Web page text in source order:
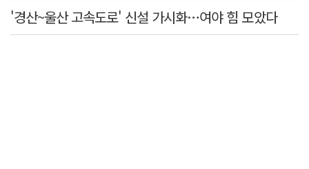
'경산~울산 고속도로' 신설 가시화…여야 힘 모았다